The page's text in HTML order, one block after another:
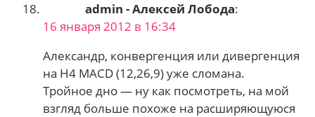
admin - Алексей Лобода:
16 января 2012 в 16:34
Александр, конвергенция или дивергенция
на H4 MACD (12,26,9) уже сломана.
Тройное дно — ну как посмотреть, на мой
взгляд больше похоже на расширяющуюся